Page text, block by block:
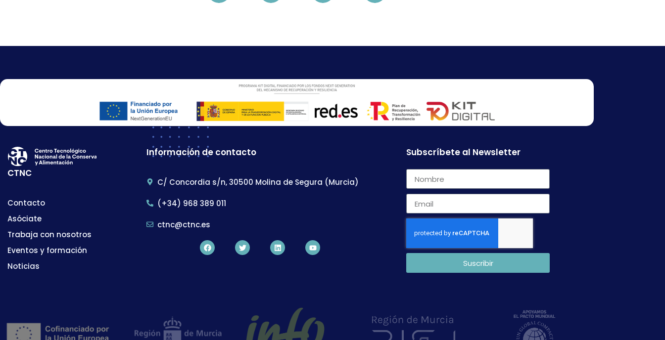
CTNC
Contacto
Asóciate
Trabaja con nosotros
Eventos y formación
Noticias
Información de contacto
C/ Concordia s/n, 30500 Molina de Segura (Murcia)
(+34) 968 389 011
ctnc@ctnc.es
Subscríbete al Newsletter
Suscribir